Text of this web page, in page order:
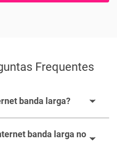
Frequentes
banda larga?
banda larga no